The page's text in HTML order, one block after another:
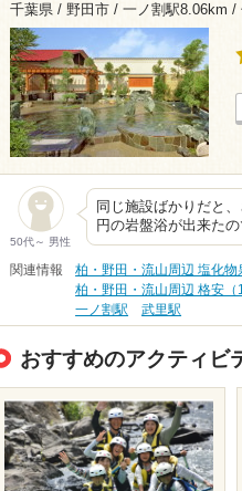
千葉県 / 野田市 / 一ノ割駅8.06km /
50代～ 男性
同じ施設ばかりだと
円の岩盤浴が出来た
関連情報 柏・野田・流山周辺 塩化物
柏・野田・流山周辺 格安（
一ノ割駅
武里駅
おすすめのアクティビ